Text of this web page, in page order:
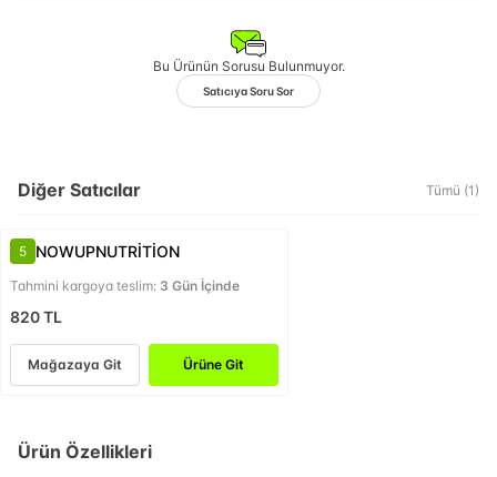
Bu Ürünün Sorusu Bulunmuyor.
Satıcıya Soru Sor
Diğer Satıcılar Tümü (1 )
5 NOWUPNUTRİTİON
Tahmini kargoya teslim: 3 Gün İçinde
820TL
Mağazaya Git Ürüne Git
Ürün Özellikleri